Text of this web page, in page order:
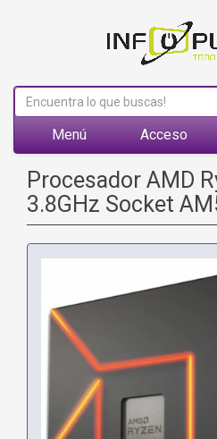
Menú Acceso
Procesador AMD
3.8GHz Socket